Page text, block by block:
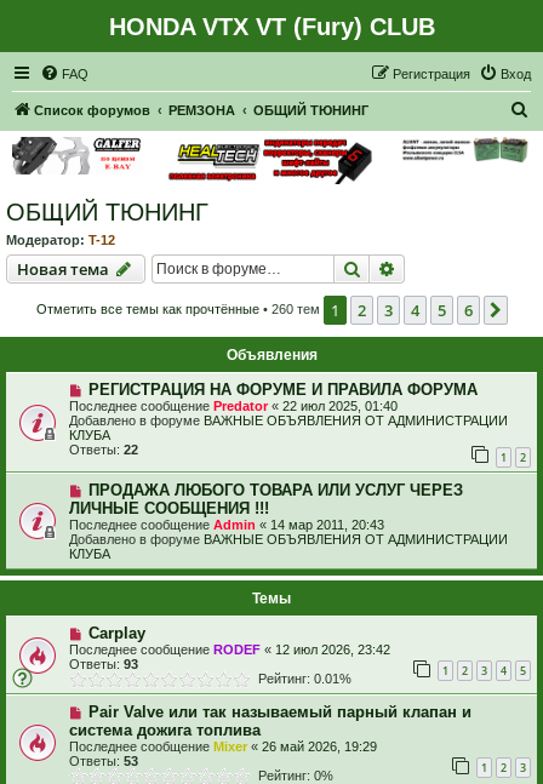
HONDA VTX VT (Fury) CLUB
FAQ Вход
Регистрация
Список форумов РЕМЗОНА ОБЩИЙ ТЮНИНГ
ОБЩИЙ ТЮНИНГ
Модератор: T-12
Новая тема
Новаятема Поиск
Отметить все темы как прочтённые• 260 тем 1 2 3 4 5 6
Объявления
РЕГИСТРАЦИЯ НА ФОРУМЕ И ПРАВИЛА ФОРУМА
Последнее сообщение Predator« 22 июл 2025, 01:40
Добавлено в форуме ВАЖНЫЕ ОБЪЯВЛЕНИЯ ОТ АДМИНИСТРАЦИИ
КЛУБА
Ответы: 22 1 2
ПРОДАЖА ЛЮБОГО ТОВАРА ИЛИ УСЛУГ ЧЕРЕЗ
ЛИЧНЫЕ СООБЩЕНИЯ !!!
Последнее сообщение Admin « 14 мар 2011, 20:43
Добавлено в форуме ВАЖНЫЕ ОБЪЯВЛЕНИЯ ОТ АДМИНИСТРАЦИИ
КЛУБА
Темы
Carplay
Последнее сообщение RODEF « 12 июл 2026, 23:42
Ответы: 93 1 2 3 4 5
Рейтинг: 0.01%
Pair Valve или так называемый парный клапан и
система дожига топлива
Последнее сообщение Mixer « 26 май 2026, 19:29
Ответы: 53 1 2 3
Рейтинг: 0%